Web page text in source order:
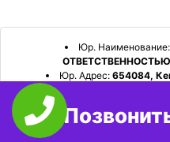
Юр. Наименование:
Юр. Адрес: 654084,
р-н
ИНН:4253052180